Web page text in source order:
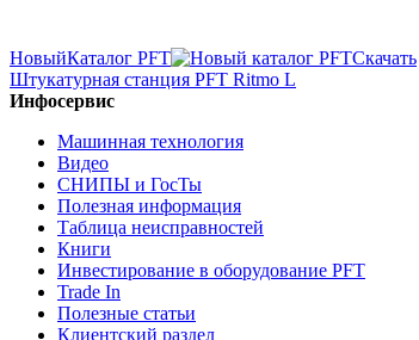
НовыйКаталог PFT
Скачать
Штукатурная станция PFT Ritmo L
Инфосервис
Машинная технология
Видео
СНИПЫ и ГосТы
Полезная информация
Таблица неисправностей
Книги
Инвестирование в оборудование PFT
Trade In
Полезные статьи
Клиентский раздел